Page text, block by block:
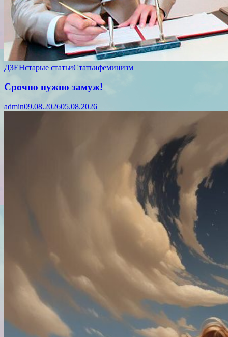
ДЗЕНстарые статьиСтатьифеминизм
Срочно нужно замуж!
admin09.08.202605.08.2026